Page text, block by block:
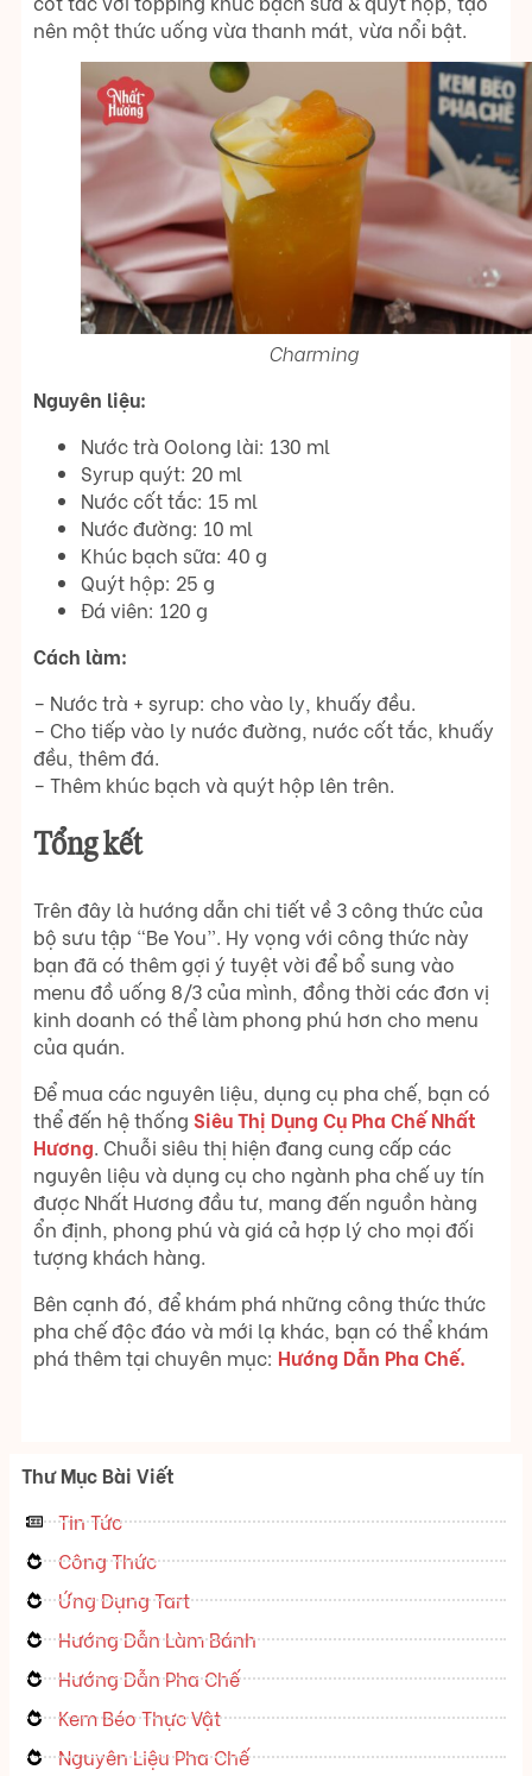
nên một thức uống vừa thanh mát, vừa nổi bật.
Charming
Nguyên liệu:
Nước trà Oolong lài: 130 ml
Syrup quýt: 20 ml
Nước cốt tắc: 15 ml
Nước đường: 10 ml
Khúc bạch sữa: 40 g
Quýt hộp: 25 g
Đá viên: 120 g
Cách làm:
– Nước trà + syrup: cho vào ly, khuấy đều.
– Cho tiếp vào ly nước đường, nước cốt tắc, khuấy
đều, thêm đá.
– Thêm khúc bạch và quýt hộp lên trên.
Tổng kết
Trên đây là hướng dẫn chi tiết về 3 công thức của
bộ sưu tập “Be You”. Hy vọng với công thức này
bạn đã có thêm gợi ý tuyệt vời để bổ sung vào
menu đồ uống 8/3 của mình, đồng thời các đơn vị
kinh doanh có thể làm phong phú hơn cho menu
của quán.
Để mua các nguyên liệu, dụng cụ pha chế, bạn có
thể đến hệ thống Siêu Thị Dụng Cụ Pha Chế Nhất
Hương. Chuỗi siêu thị hiện đang cung cấp các
nguyên liệu và dụng cụ cho ngành pha chế uy tín
được Nhất Hương đầu tư, mang đến nguồn hàng
ổn định, phong phú và giá cả hợp lý cho mọi đối
tượng khách hàng.
Bên cạnh đó, để khám phá những công thức thức
pha chế độc đáo và mới lạ khác, bạn có thể khám
phá thêm tại chuyên mục: Hướng Dẫn Pha Chế.
Thư Mục Bài Viết
Tin Tức
Công Thức
Ứng Dụng Tart
Hướng Dẫn Làm Bánh
Hướng Dẫn Pha Chế
Kem Béo Thực Vật
Nguyên Liệu Pha Chế